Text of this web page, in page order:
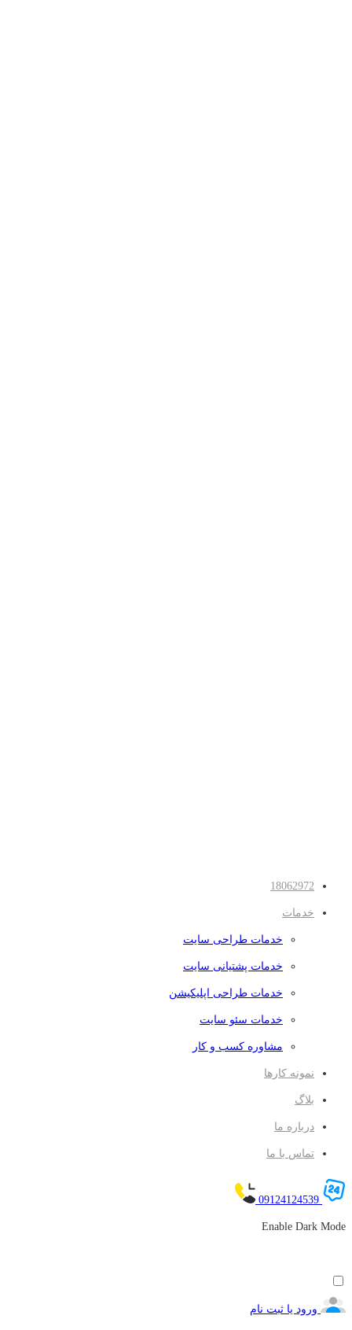
18062972
خدمات
خدمات طراحی سایت
خدمات پشتیانی سایت
خدمات طراحی اپلیکیشن
خدمات سئو سایت
مشاوره کسب و کار
نمونه کارها
بلاگ
درباره ما
تماس با ما
09124124539
Enable Dark Mode
ورود یا ثبت نام